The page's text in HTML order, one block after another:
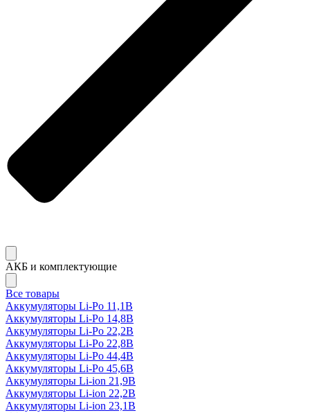
АКБ и комплектующие
Все товары
Аккумуляторы Li-Po 11,1В
Аккумуляторы Li-Po 14,8В
Аккумуляторы Li-Po 22,2В
Аккумуляторы Li-Po 22,8В
Аккумуляторы Li-Po 44,4В
Аккумуляторы Li-Po 45,6В
Аккумуляторы Li-ion 21,9В
Аккумуляторы Li-ion 22,2В
Аккумуляторы Li-ion 23,1В